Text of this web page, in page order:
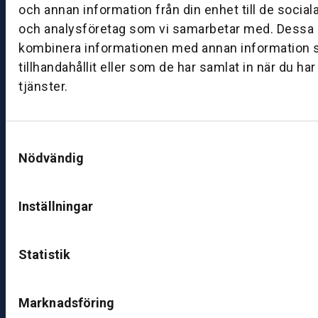
och annan information från din enhet till de
och analysföretag som vi samarbetar med. Dessa
kombinera informationen med annan information
tillhandahållit eller som de har samlat in när du
tjänster.
Nödvändig
Inställningar
Statistik
Marknadsföring
–
1
0
0
B
ik
ö
e
ut